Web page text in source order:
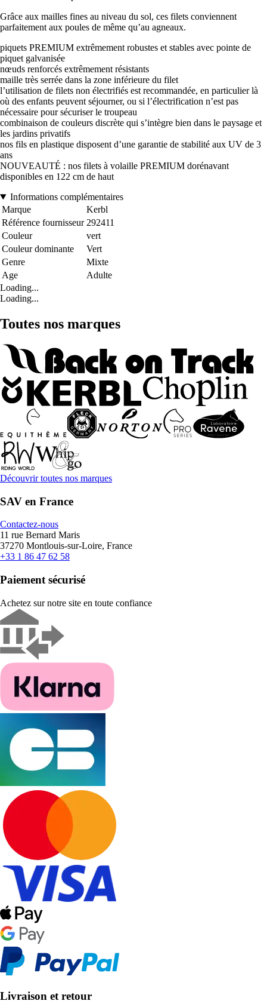
Grâce aux mailles fines au niveau du sol, ces filets conviennent
parfaitement aux poules de même qu’au agneaux.
piquets PREMIUM extrêmement robustes et stables avec pointe de
piquet galvanisée
nœuds renforcés extrêmement résistants
maille très serrée dans la zone inférieure du filet
l’utilisation de filets non électrifiés est recommandée, en particulier là
où des enfants peuvent séjourner, ou si l’électrification n’est pas
nécessaire pour sécuriser le troupeau
combinaison de couleurs discrète qui s’intègre bien dans le paysage et
les jardins privatifs
nos fils en plastique disposent d’une garantie de stabilité aux UV de 3
ans
NOUVEAUTÉ : nos filets à volaille PREMIUM dorénavant
disponibles en 122 cm de haut
Informations complémentaires
Marque
Kerbl
Référence fournisseur 292411
Couleur
vert
Couleur dominante
Vert
Genre
Mixte
Age
Adulte
Loading...
Loading...
Toutes nos marques
Découvrir toutes nos marques
SAV en France
Contactez-nous
11 rue Bernard Maris
37270 Montlouis-sur-Loire, France
+33 1 86 47 62 58
Paiement sécurisé
Achetez sur notre site en toute confiance
Livraison et retour